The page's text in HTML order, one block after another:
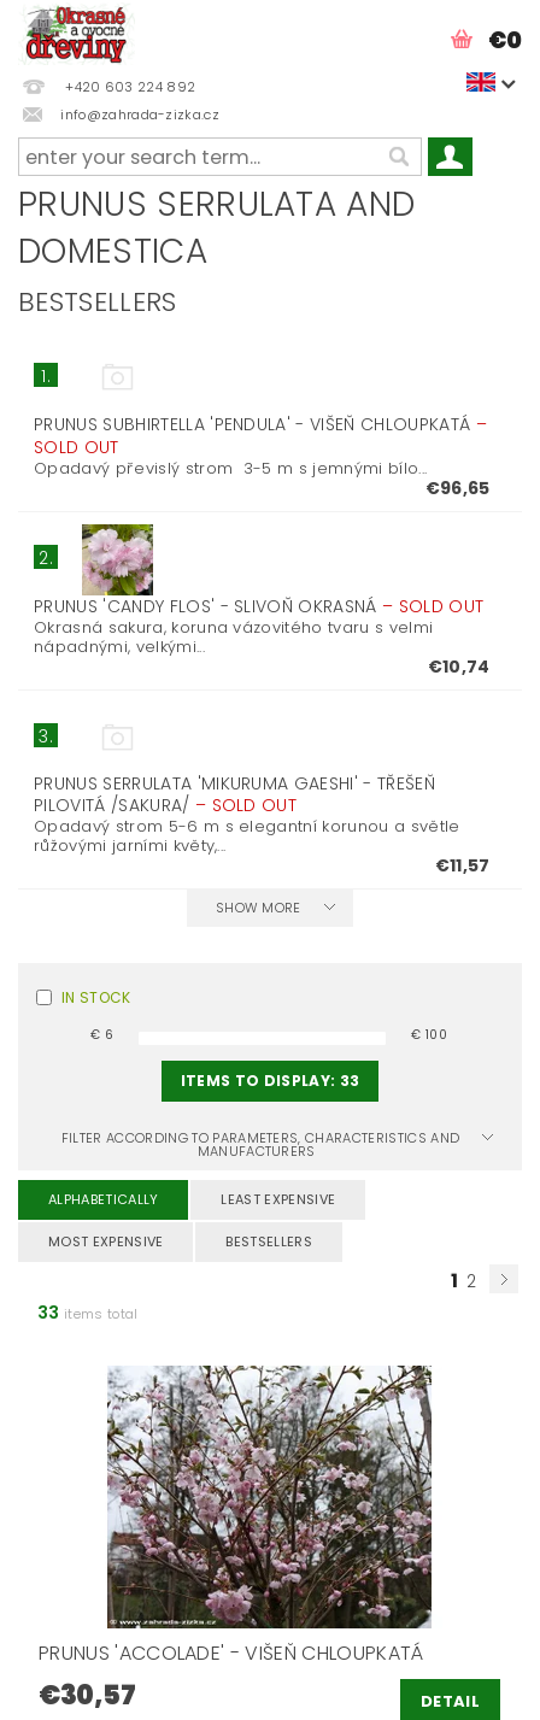
+420 603 224 892
info@zahrada-zizka.cz
€0
PRUNUS SERRULATA AND
DOMESTICA
BESTSELLERS
1.
PRUNUS SUBHIRTELLA 'PENDULA' - VIŠEŇ CHLOUPKATÁ –
SOLD OUT
Opadavý převislý strom 3-5 m s jemnými bílo...
€96,65
2.
PRUNUS 'CANDY FLOS' - SLIVOŇ OKRASNÁ – SOLD OUT
Okrasná sakura, koruna vázovitého tvaru s velmi
nápadnými, velkými...
€10,74
3.
PRUNUS SERRULATA 'MIKURUMA GAESHI' - TŘEŠEŇ
PILOVITÁ /SAKURA/ – SOLD OUT
Opadavý strom 5-6 m s elegantní korunou a světle
růžovými jarními květy,...
€11,57
SHOW MORE
IN STOCK
€ 6 € 100
ITEMS TO DISPLAY: 33
FILTER ACCORDING TO PARAMETERS, CHARACTERISTICS AND
MANUFACTURERS
ALPHABETICALLY LEAST EXPENSIVE
MOST EXPENSIVE BESTSELLERS
1 2
33 items total
PRUNUS 'ACCOLADE' - VIŠEŇ CHLOUPKATÁ
€30,57 DETAIL